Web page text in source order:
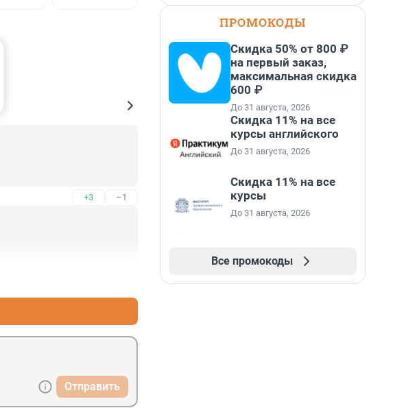
+3 –1
Отправить
ПРОМОКОДЫ
Скидка 50% от 800 ₽
на первый заказ,
максимальная скидка
600 ₽
До 31 августа, 2026
Скидка 11% на все
курсы английского
До 31 августа, 2026
Скидка 11% на все
курсы
До 31 августа, 2026
Все промокоды